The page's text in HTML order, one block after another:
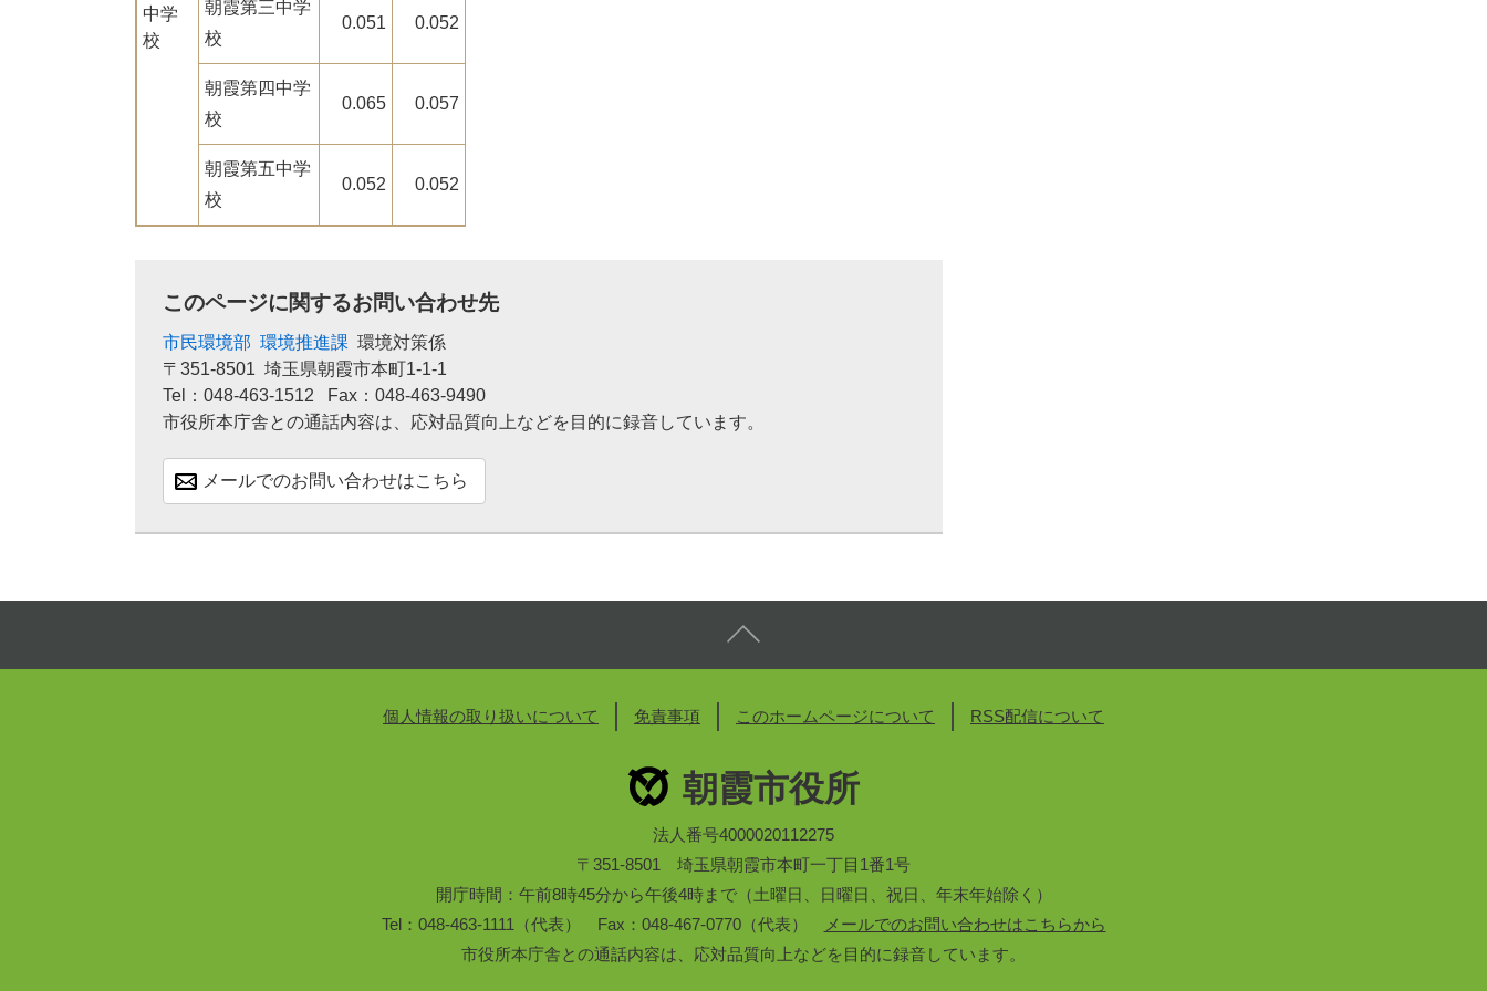
中学
校
朝霞第三中学
校
0.051 0.052
朝霞第四中学
校
0.065 0.057
朝霞第五中学
校
0.052 0.052
このページに関するお問い合わせ先
市民環境部 環境推進課 環境対策係
〒351-8501 埼玉県朝霞市本町1-1-1
Tel：048-463-1512
Fax：048-463-9490
市役所本庁舎との通話内容は、応対品質向上などを目的に録音しています。
メールでのお問い合わせはこちら
個人情報の取り扱いについて 免責事項 このホームページについて RSS配信について
朝霞市役所
法人番号4000020112275
〒351-8501 埼玉県朝霞市本町一丁目1番1号
開庁時間：午前8時45分から午後4時まで（土曜日、日曜日、祝日、年末年始除く）
Tel：048-463-1111（代表） Fax：048-467-0770（代表）
メールでのお問い合わせはこちらから
市役所本庁舎との通話内容は、応対品質向上などを目的に録音しています。